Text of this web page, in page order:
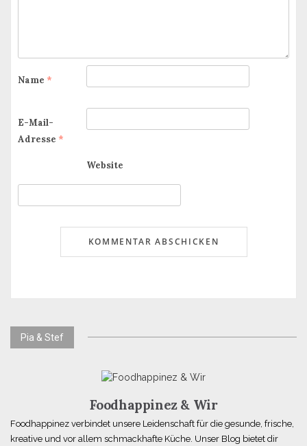
Name *
E-Mail-
Adresse *
Website
Pia & Stef
Foodhappinez & Wir
Foodhappinez verbindet unsere Leidenschaft für die gesunde, frische,
kreative und vor allem schmackhafte Küche. Unser Blog bietet dir